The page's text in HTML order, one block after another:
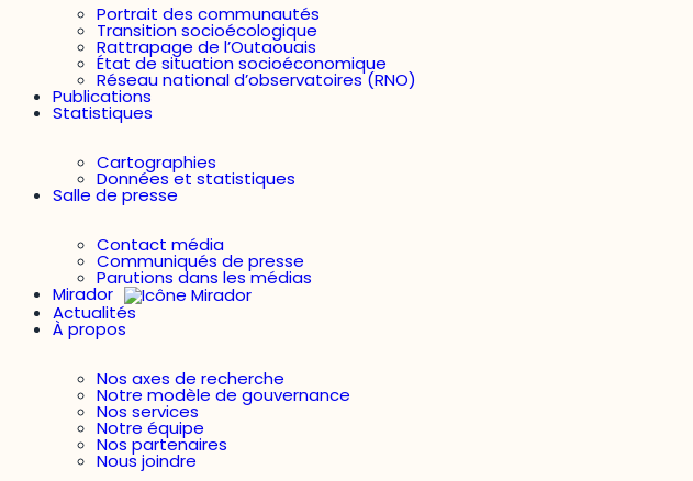
Portrait des communautés
Transition socioécologique
Rattrapage de l’Outaouais
État de situation socioéconomique
Réseau national d’observatoires (RNO)
Publications
Statistiques
Cartographies
Données et statistiques
Salle de presse
Contact média
Communiqués de presse
Parutions dans les médias
Mirador
Actualités
À propos
Nos axes de recherche
Notre modèle de gouvernance
Nos services
Notre équipe
Nos partenaires
Nous joindre